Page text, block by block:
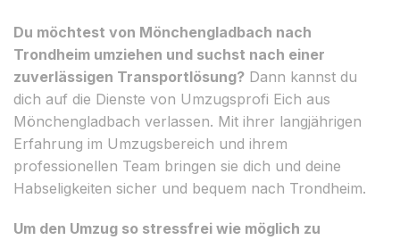
Du möchtest von Mönchengladbach nach
Trondheim umziehen und suchst nach einer
zuverlässigen Transportlösung? Dann kannst du
dich auf die Dienste von Umzugsprofi Eich aus
Mönchengladbach verlassen. Mit ihrer langjährigen
Erfahrung im Umzugsbereich und ihrem
professionellen Team bringen sie dich und deine
Habseligkeiten sicher und bequem nach Trondheim.
Um den Umzug so stressfrei wie möglich zu